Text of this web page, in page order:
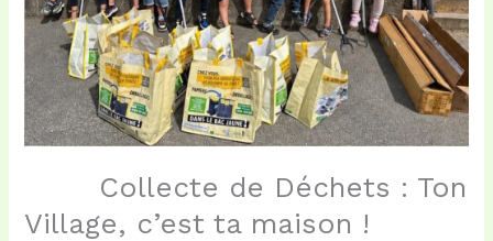
Collecte de Déchets : Ton
Village, c’est ta maison !